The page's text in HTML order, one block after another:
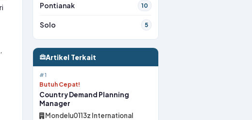
Pontianak 10
Solo 5
Artikel Terkait
#1
Butuh Cepat!
Country Demand Planning
Manager
Mondelu0113z International